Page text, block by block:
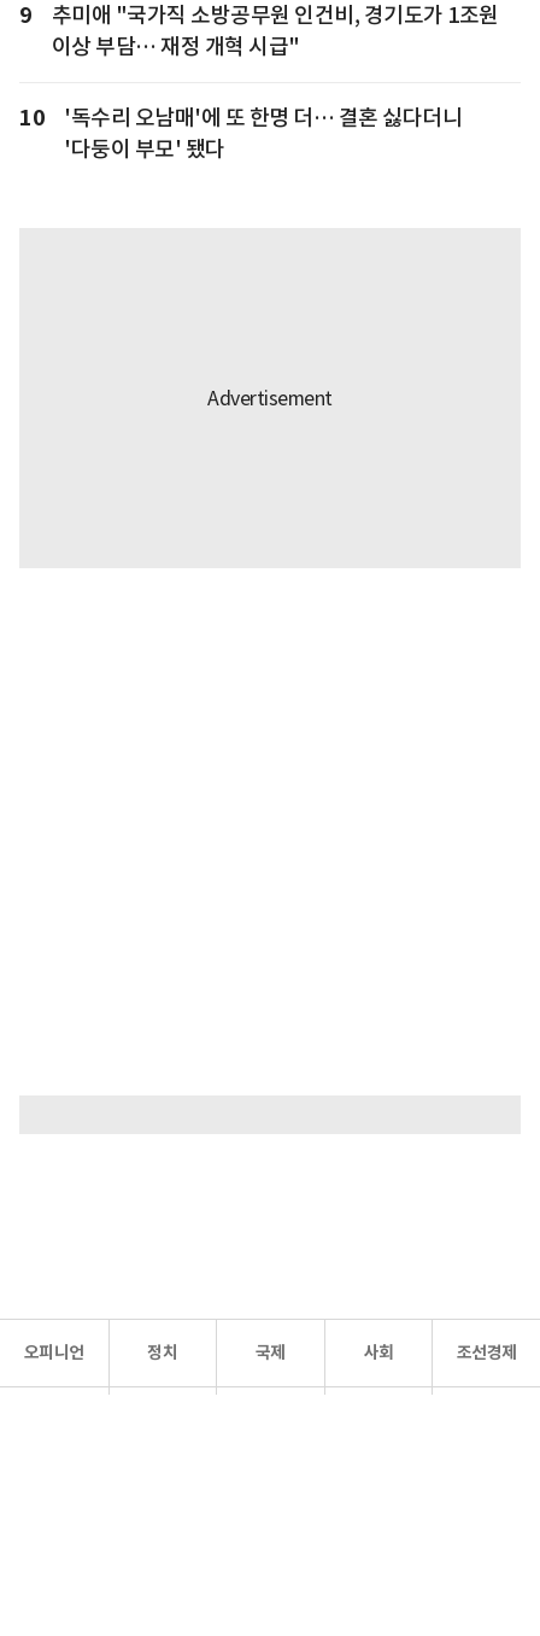
9
추미애 "국가직 소방공무원 인건비, 경기도가 1조원
이상 부담… 재정 개혁 시급"
10
'독수리 오남매'에 또 한명 더… 결혼 싫다더니
'다둥이 부모' 됐다
오피니언 정치 국제 사회 조선경제